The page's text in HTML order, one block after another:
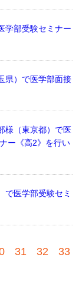
学部受験セミナー
県）で医学部面接
様（東京都）で医
ー《高2》を行い
で医学部受験セミ
31 32
33